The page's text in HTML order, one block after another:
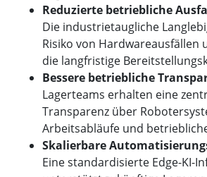
Reduzierte betriebliche
Die industrietaugliche
Risiko von Hardwareausfällen
die langfristige
Bessere betriebliche
Lagerteams erhalten eine
Transparenz über
Arbeitsabläufe und
Skalierbare
Eine standardisierte Edge-KI-